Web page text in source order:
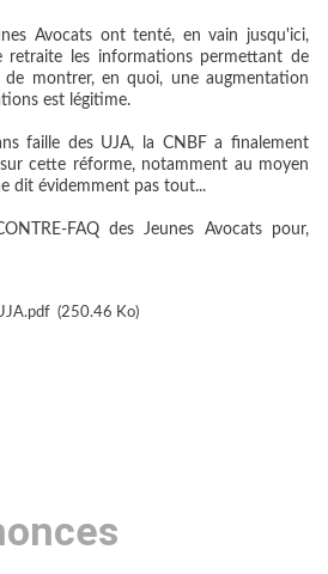
Avocats ont tenté, en vain jusqu'ici,
retraite les informations permettant de
montrer, en quoi, une augmentation
est légitime.
faille des UJA, la CNBF a finalement
cette réforme, notamment au moyen
dit évidemment pas tout...
FAQ des Jeunes Avocats pour,
(250.46 Ko)